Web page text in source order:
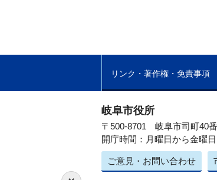
リンク・著作権・免責事項
岐阜市役所
〒500-8701 岐阜市司町40
開庁時間：月曜日から金曜
ご意見・お問い合わせ